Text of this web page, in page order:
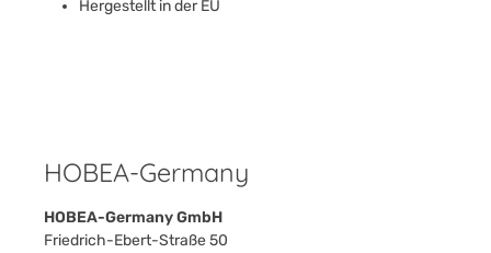
Hergestellt in der EU
HOBEA-Germany
HOBEA-Germany GmbH
Friedrich-Ebert-Straße 50